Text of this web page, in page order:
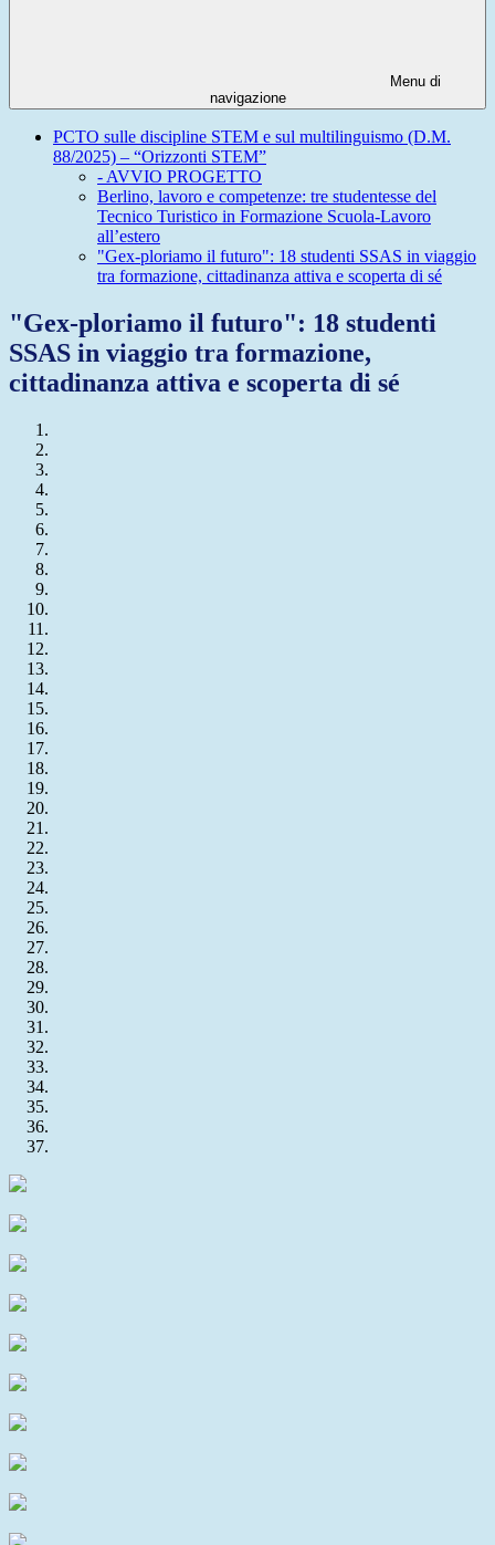
Menu di
navigazione
PCTO sulle discipline STEM e sul multilinguismo (D.M.
88/2025) – “Orizzonti STEM”
- AVVIO PROGETTO
Berlino, lavoro e competenze: tre studentesse del
Tecnico Turistico in Formazione Scuola-Lavoro
all’estero
"Gex-ploriamo il futuro": 18 studenti SSAS in viaggio
tra formazione, cittadinanza attiva e scoperta di sé
"Gex-ploriamo il futuro": 18 studenti
SSAS in viaggio tra formazione,
cittadinanza attiva e scoperta di sé